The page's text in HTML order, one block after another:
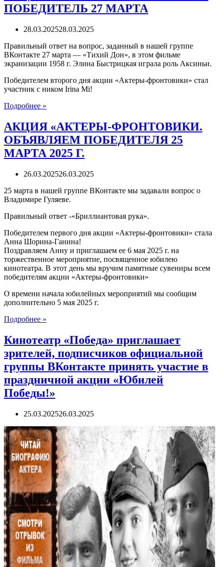
ПОБЕДИТЕЛЯ
МАРТА
ПОБЕДИТЕЛЬ 27 МАРТА
28.03.202528.03.2025
Правильный ответ на вопрос, заданный в нашей группе
ВКонтакте 27 марта — «Тихий Дон», в этом фильме
экранизации 1958 г. Элина Быстрицкая играла роль Аксиньи.
Победителем второго дня акции «Актеры-фронтовики» стал
участник с ником Irina Mi!
Подробнее »
ФРОНТОВИКИ».
ПОБЕДИТЕЛЬ
27
МАРТА
АКЦИЯ «АКТЕРЫ-ФРОНТОВИКИ.
ОБЪЯВЛЯЕМ ПОБЕДИТЕЛЯ 25
МАРТА 2025 Г.
26.03.202526.03.2025
25 марта в нашей группе ВКонтакте мы задавали вопрос о
Владимире Гуляеве.
Правильный ответ -«Бриллиантовая рука».
Победителем первого дня акции «Актеры-фронтовики» стала
Анна Шорина-Ганина!
Поздравляем Анну и приглашаем ее 6 мая 2025 г. на
торжественное мероприятие, посвященное юбилею
кинотеатра. В этот день мы вручим памятные сувениры всем
победителям акции «Актеры-фронтовики»
О времени начала юбилейных мероприятий мы сообщим
дополнительно 5 мая 2025 г.
Подробнее »
ФРОНТОВИКИ.
ОБЪЯВЛЯЕМ
ПОБЕДИТЕЛЯ
25
МАРТА
2025
Г.
Кинотеатр «Победа» приглашает
зрителей, подписчиков официальной
группы ВКонтакте принять участие в
праздничной акции «Юбилей
Победы!»
25.03.202526.03.2025